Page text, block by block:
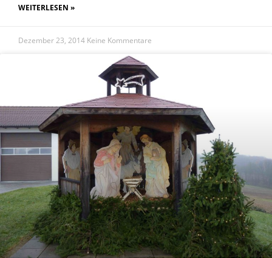
WEITERLESEN »
Dezember 23, 2014 Keine Kommentare